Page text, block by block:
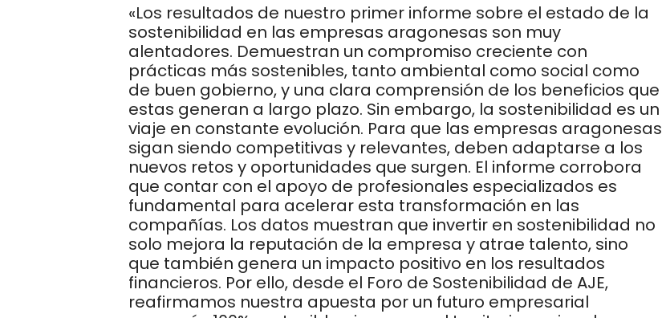
«Los resultados de nuestro primer informe sobre el estado de la
sostenibilidad en las empresas aragonesas son muy
alentadores. Demuestran un compromiso creciente con
prácticas más sostenibles, tanto ambiental como social como
de buen gobierno, y una clara comprensión de los beneficios que
estas generan a largo plazo. Sin embargo, la sostenibilidad es un
viaje en constante evolución. Para que las empresas aragonesas
sigan siendo competitivas y relevantes, deben adaptarse a los
nuevos retos y oportunidades que surgen. El informe corrobora
que contar con el apoyo de profesionales especializados es
fundamental para acelerar esta transformación en las
compañías. Los datos muestran que invertir en sostenibilidad no
solo mejora la reputación de la empresa y atrae talento, sino
que también genera un impacto positivo en los resultados
financieros. Por ello, desde el Foro de Sostenibilidad de AJE,
reafirmamos nuestra apuesta por un futuro empresarial